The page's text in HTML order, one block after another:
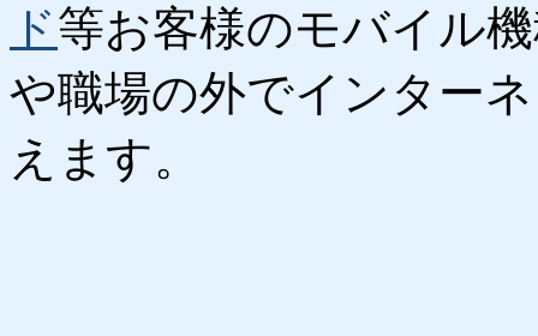
ド等お客様のモバイル
や職場の外でインター
えます。